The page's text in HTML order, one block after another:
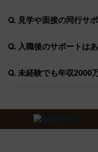
Q. 見学や面接の同行サ
Q. 入職後のサポートは
Q. 未経験でも年収2000